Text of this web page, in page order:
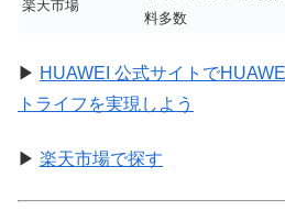
楽天市場
料多数
▶ HUAWEI 公式サイトで
トライフを実現しよう
▶ 楽天市場で探す